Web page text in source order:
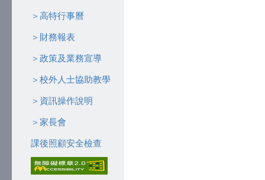
＞高特行事曆
＞財務報表
＞政策及業務宣導
＞校外人士協助教學
＞資訊操作說明
＞家長會
課後照顧安全檢查